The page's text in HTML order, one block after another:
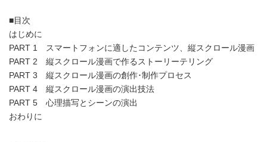
■目次
はじめに
PART 1 スマートフォンに適したコンテンツ、縦スクロール漫画
PART 2 縦スクロール漫画で作るストーリーテリング
PART 3 縦スクロール漫画の創作･制作プロセス
PART 4 縦スクロール漫画の演出技法
PART 5 心理描写とシーンの演出
おわりに